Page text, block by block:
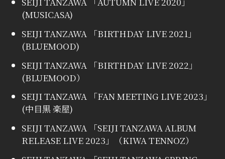
(MUSICASA)
SEIJI TANZAWA 「BIRTHDAY LIVE 2021」
(BLUEMOOD)
SEIJI TANZAWA 「BIRTHDAY LIVE 2022」
(BLUEMOOD）
SEIJI TANZAWA 「FAN MEETING LIVE 2023」
(中目黒 楽屋)
SEIJI TANZAWA 「SEIJI TANZAWA ALBUM
RELEASE LIVE 2023」（KIWA TENNOZ）